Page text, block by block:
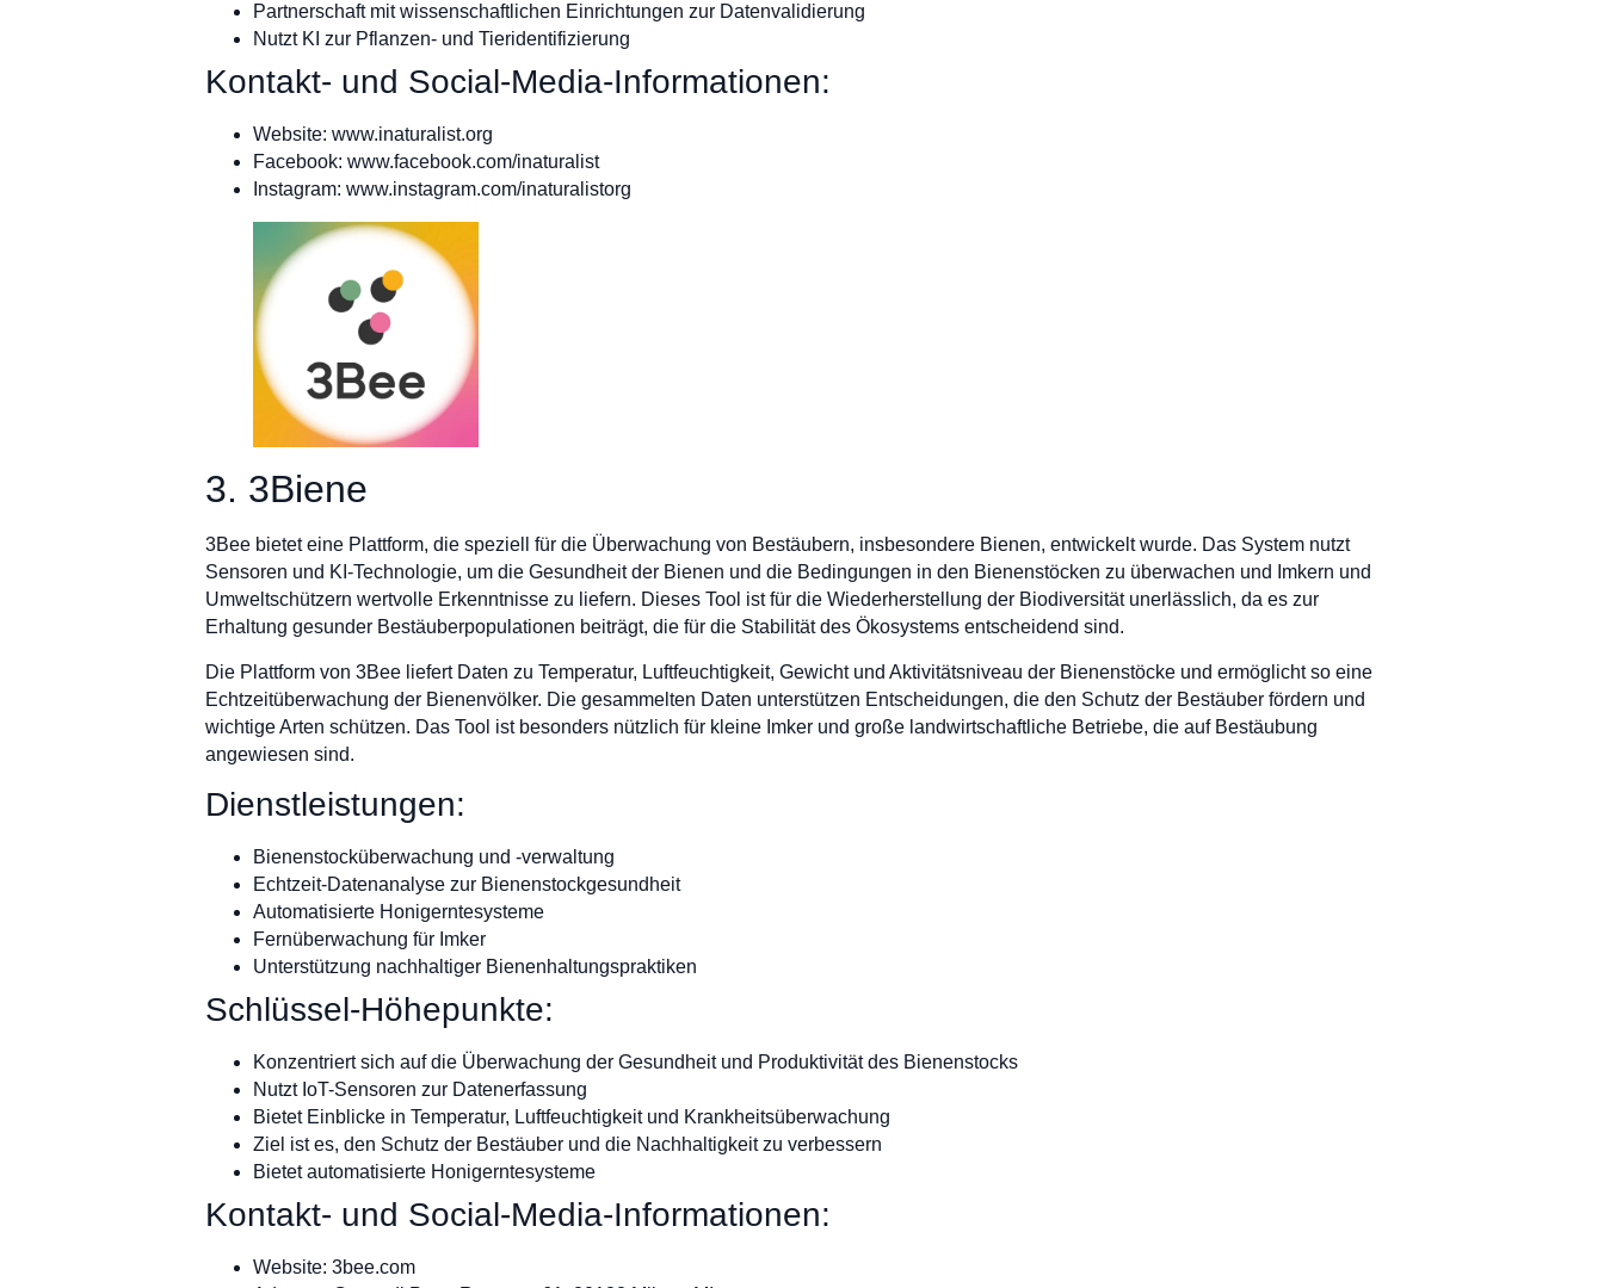
Partnerschaft mit wissenschaftlichen Einrichtungen zur Datenvalidierung
Nutzt KI zur Pflanzen- und Tieridentifizierung
Kontakt- und Social-Media-Informationen:
Website: www.inaturalist.org
Facebook: www.facebook.com/inaturalist
Instagram: www.instagram.com/inaturalistorg
3. 3Biene
3Bee bietet eine Plattform, die speziell für die Überwachung von Bestäubern, insbesondere Bienen, entwickelt wurde. Das System nutzt
Sensoren und KI-Technologie, um die Gesundheit der Bienen und die Bedingungen in den Bienenstöcken zu überwachen und Imkern und
Umweltschützern wertvolle Erkenntnisse zu liefern. Dieses Tool ist für die Wiederherstellung der Biodiversität unerlässlich, da es zur
Erhaltung gesunder Bestäuberpopulationen beiträgt, die für die Stabilität des Ökosystems entscheidend sind.
Die Plattform von 3Bee liefert Daten zu Temperatur, Luftfeuchtigkeit, Gewicht und Aktivitätsniveau der Bienenstöcke und ermöglicht so eine
Echtzeitüberwachung der Bienenvölker. Die gesammelten Daten unterstützen Entscheidungen, die den Schutz der Bestäuber fördern und
wichtige Arten schützen. Das Tool ist besonders nützlich für kleine Imker und große landwirtschaftliche Betriebe, die auf Bestäubung
angewiesen sind.
Dienstleistungen:
Bienenstocküberwachung und -verwaltung
Echtzeit-Datenanalyse zur Bienenstockgesundheit
Automatisierte Honigerntesysteme
Fernüberwachung für Imker
Unterstützung nachhaltiger Bienenhaltungspraktiken
Schlüssel-Höhepunkte:
Konzentriert sich auf die Überwachung der Gesundheit und Produktivität des Bienenstocks
Nutzt IoT-Sensoren zur Datenerfassung
Bietet Einblicke in Temperatur, Luftfeuchtigkeit und Krankheitsüberwachung
Ziel ist es, den Schutz der Bestäuber und die Nachhaltigkeit zu verbessern
Bietet automatisierte Honigerntesysteme
Kontakt- und Social-Media-Informationen:
Website: 3bee.com